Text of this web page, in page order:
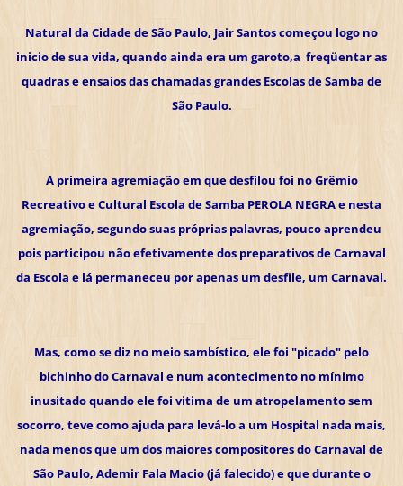
Natural da Cidade de São Paulo, Jair Santos começou logo no
inicio de sua vida, quando ainda era um garoto,a freqüentar as
quadras e ensaios das chamadas grandes Escolas de Samba de
São Paulo.
A primeira agremiação em que desfilou foi no Grêmio
Recreativo e Cultural Escola de Samba PEROLA NEGRA e nesta
agremiação, segundo suas próprias palavras, pouco aprendeu
pois participou não efetivamente dos preparativos de Carnaval
da Escola e lá permaneceu por apenas um desfile, um Carnaval.
Mas, como se diz no meio sambístico, ele foi "picado" pelo
bichinho do Carnaval e num acontecimento no mínimo
inusitado quando ele foi vitima de um atropelamento sem
socorro, teve como ajuda para levá-lo a um Hospital nada mais,
nada menos que um dos maiores compositores do Carnaval de
São Paulo, Ademir Fala Macio (já falecido) e que durante o